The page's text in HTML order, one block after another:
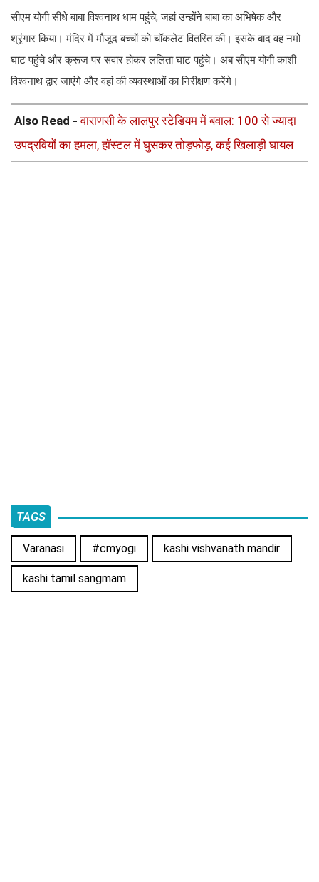
सीएम योगी सीधे बाबा विश्वनाथ धाम पहुंचे, जहां उन्होंने बाबा का अभिषेक और
श्रृंगार किया। मंदिर में मौजूद बच्चों को चॉकलेट वितरित की। इसके बाद वह नमो
घाट पहुंचे और क्रूज पर सवार होकर ललिता घाट पहुंचे। अब सीएम योगी काशी
विश्वनाथ द्वार जाएंगे और वहां की व्यवस्थाओं का निरीक्षण करेंगे।
Also Read -वाराणसी के लालपुर स्टेडियम में बवाल: 100 से ज्यादा
उपद्रवियों का हमला, हॉस्टल में घुसकर तोड़फोड़, कई खिलाड़ी घायल
TAGS
Varanasi #cmyogi kashi vishvanath mandir
kashi tamil sangmam